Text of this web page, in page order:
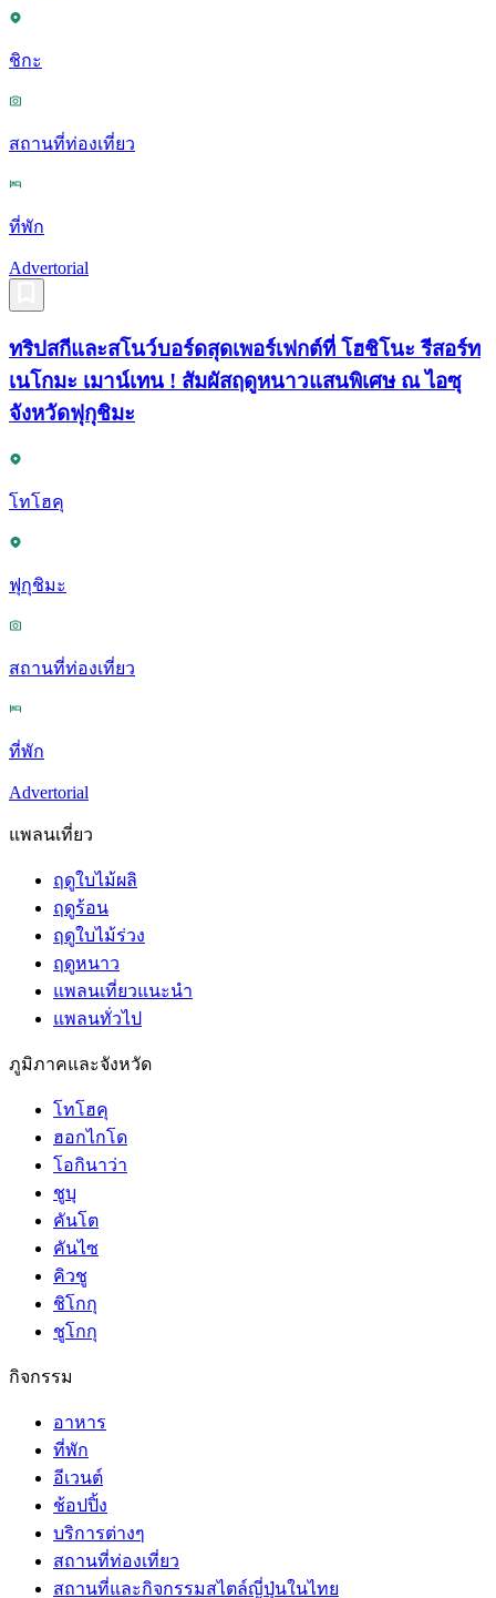
ชิกะ
สถานที่ท่องเที่ยว
ที่พัก
Advertorial
ทริปสกีและสโนว์บอร์ดสุดเพอร์เฟกต์ที่ โฮชิโนะ รีสอร์ท
เนโกมะ เมาน์เทน ! สัมผัสฤดูหนาวแสนพิเศษ ณ ไอซุ
จังหวัดฟุกุชิมะ
โทโฮคุ
ฟุกุชิมะ
สถานที่ท่องเที่ยว
ที่พัก
Advertorial
แพลนเที่ยว
ฤดูใบไม้ผลิ
ฤดูร้อน
ฤดูใบไม้ร่วง
ฤดูหนาว
แพลนเที่ยวแนะนำ
แพลนทั่วไป
ภูมิภาคและจังหวัด
โทโฮคุ
ฮอกไกโด
โอกินาว่า
ชูบุ
คันโต
คันไซ
คิวชู
ชิโกกุ
ชูโกกุ
กิจกรรม
อาหาร
ที่พัก
อีเวนต์
ช้อปปิ้ง
บริการต่างๆ
สถานที่ท่องเที่ยว
สถานที่และกิจกรรมสไตล์ญี่ปุ่นในไทย